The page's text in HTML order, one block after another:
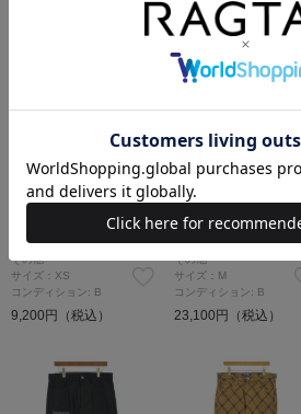
28,400円（税込）
その他
サイズ：XS
コンディション: B
9,200円（税込）
その他
サイズ：M
コンディション: B
23,100円（税込）